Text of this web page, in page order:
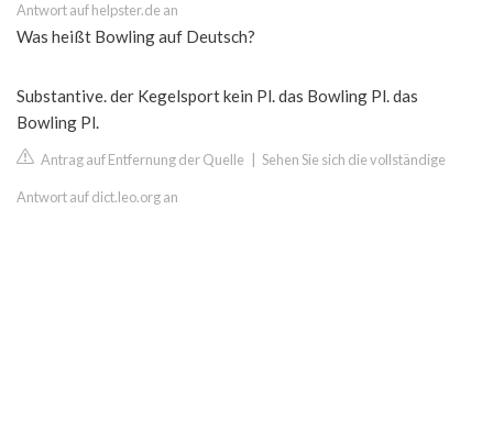
Antwort auf helpster.de an
Was heißt Bowling auf Deutsch?
Substantive. der Kegelsport kein Pl. das Bowling Pl. das
Bowling Pl.
Antrag auf Entfernung der Quelle Sehen Sie sich die vollständige
Antwort auf dict.leo.org an